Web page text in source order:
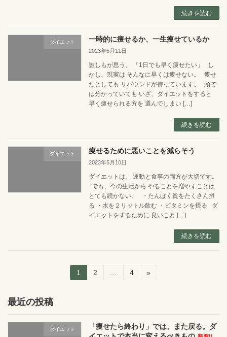
続きを読む
ダイエット 一時的に痩せるか、一生痩せているか
2023年5月11日
誰しもが思う、 「1日でも早く痩せたい」 し
かし、現実は そんなに早くは痩せない。 痩せ
たとしても リバウンドが待っています。 頭で
は分かっていても いざ、ダイエットをすると
早く痩せられる方を 選んでしまい […]
続きを読む
ダイエット 痩せるために悪いことを減らそう
2023年5月10日
ダイエットは、 運動と食事の両方が大切です。
でも、今の生活から やることを増やすことは
とても続かない。 ・たんぱく質をたくさん摂
る ・水を２リットル飲む ・ビタミンを摂る ダ
イエットをするために 良いこと […]
続きを読む
ナ
ビ
固
定
1
固
2
固
4 »
最近の投稿
ダイエット
「痩せたら終わり」では、また戻る。ダ